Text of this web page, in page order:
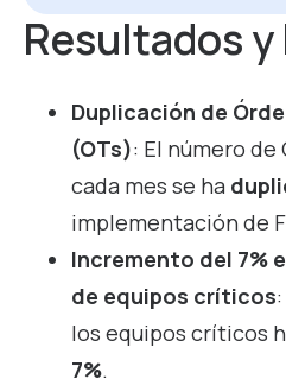
Resultados
Duplicación de
(OTs): El número
cada mes se ha
implementación de
Incremento del 7%
de equipos críticos
los equipos críticos
7%.